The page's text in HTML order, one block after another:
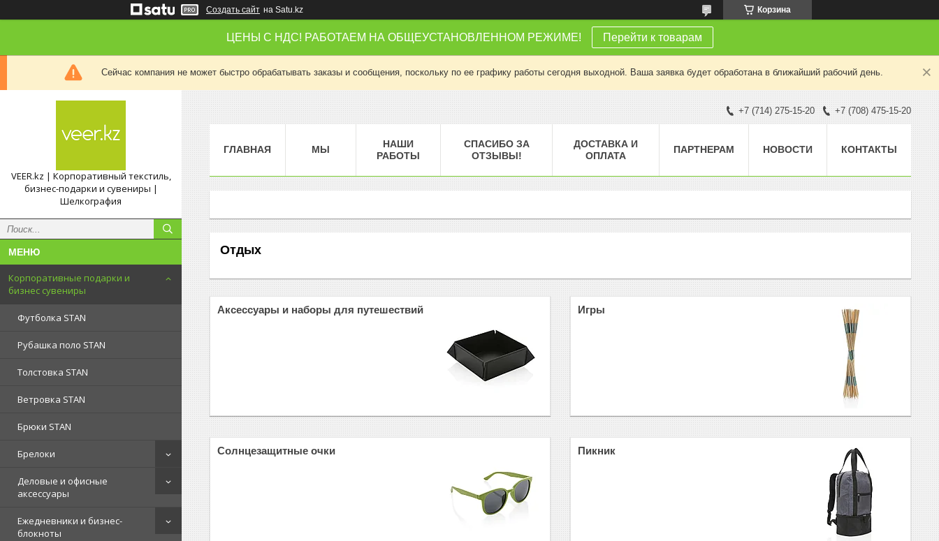
Создать сайт на Satu.kz Корзина
ЦЕНЫ С НДС! РАБОТАЕМ НА ОБЩЕУСТАНОВЛЕННОМ РЕЖИМЕ! Перейти к товарам
Сейчас компания не может быстро обрабатывать заказы и сообщения, поскольку по ее графику работы сегодня выходной. Ваша заявка будет обработана в ближайший рабочий день.
VEER.kz | Корпоративный текстиль,
бизнес-подарки и сувениры |
Шелкография
Корпоративные подарки и
бизнес сувениры
Футболка STAN
Рубашка поло STAN
Толстовка STAN
Ветровка STAN
Брюки STAN
Брелоки
Деловые и офисные
аксессуары
Ежедневники и бизнес-
блокноты
+7 (714) 275-15-20 +7 (708) 475-15-20
ГЛАВНАЯ МЫ
НАШИ
РАБОТЫ
СПАСИБО ЗА
ОТЗЫВЫ!
ДОСТАВКА И
ОПЛАТА
ПАРТНЕРАМ НОВОСТИ КОНТАКТЫ
Отдых
Аксессуары и наборы для путешествий Игры
Солнцезащитные очки Пикник